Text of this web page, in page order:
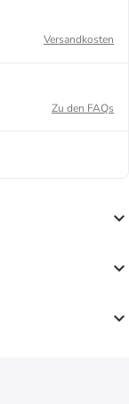
Versandkosten
Zu den FAQs